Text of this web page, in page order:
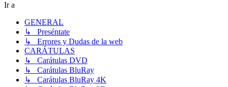
Ir a
GENERAL
↳ Preséntate
↳ Errores y Dudas de la web
CARÁTULAS
↳ Carátulas DVD
↳ Carátulas BluRay
↳ Carátulas BluRay 4K